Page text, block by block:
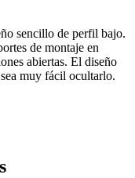
sencillo de perfil bajo.
de montaje en
abiertas. El diseño
muy fácil ocultarlo.